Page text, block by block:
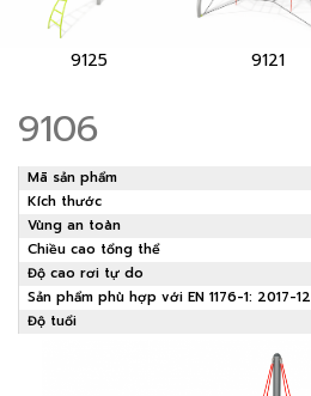
9125 9121
9106
Mã sản phẩm
Kích thước
Vùng an toàn
Chiều cao tổng thể
Độ cao rơi tự do
Sản phẩm phù hợp với EN 1176-1: 2017-12
Độ tuổi